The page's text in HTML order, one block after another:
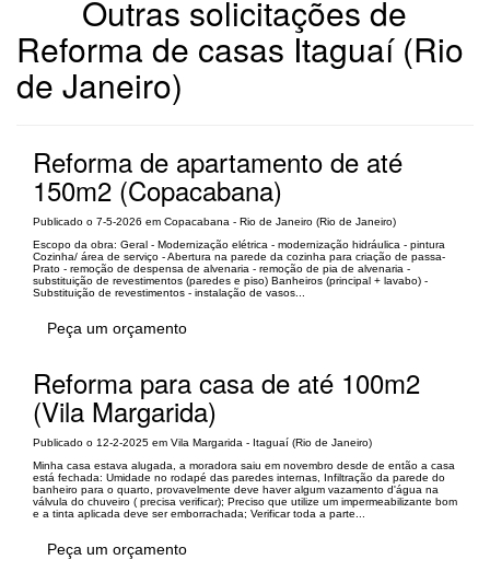
Outras solicitações de
Reforma de casas Itaguaí (Rio
de Janeiro)
Reforma de apartamento de até
150m2 (Copacabana)
Publicado o 7-5-2026 em Copacabana - Rio de Janeiro (Rio de Janeiro)
Escopo da obra: Geral - Modernização elétrica - ⁠modernização hidráulica - ⁠pintura
Cozinha/ área de serviço - Abertura na parede da cozinha para criação de passa-
Prato - ⁠remoção de despensa de alvenaria - ⁠remoção de pia de alvenaria -
⁠substituição de revestimentos (paredes e piso) Banheiros (principal + lavabo) -
Substituição de revestimentos - ⁠instalação de vasos...
Peça um orçamento
Reforma para casa de até 100m2
(Vila Margarida)
Publicado o 12-2-2025 em Vila Margarida - Itaguaí (Rio de Janeiro)
Minha casa estava alugada, a moradora saiu em novembro desde de então a casa
está fechada: Umidade no rodapé das paredes internas, Infiltração da parede do
banheiro para o quarto, provavelmente deve haver algum vazamento d'água na
válvula do chuveiro ( precisa verificar); Preciso que utilize um impermeabilizante bom
e a tinta aplicada deve ser emborrachada; Verificar toda a parte...
Peça um orçamento